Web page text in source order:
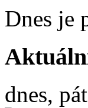
Dnes je
dnes,